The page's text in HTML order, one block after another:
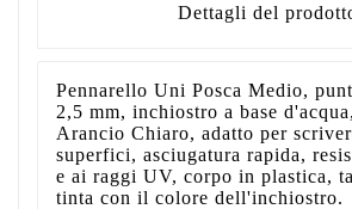
Dettagli del
Pennarello Uni Posca Medio,
2,5 mm, inchiostro a base
Arancio Chiaro, adatto per
superfici, asciugatura rapida,
e ai raggi UV, corpo in plastica,
tinta con il colore dell'inchiostro.